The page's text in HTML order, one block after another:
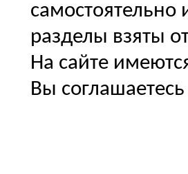
самостоятельно
разделы взяты
На сайте
Вы